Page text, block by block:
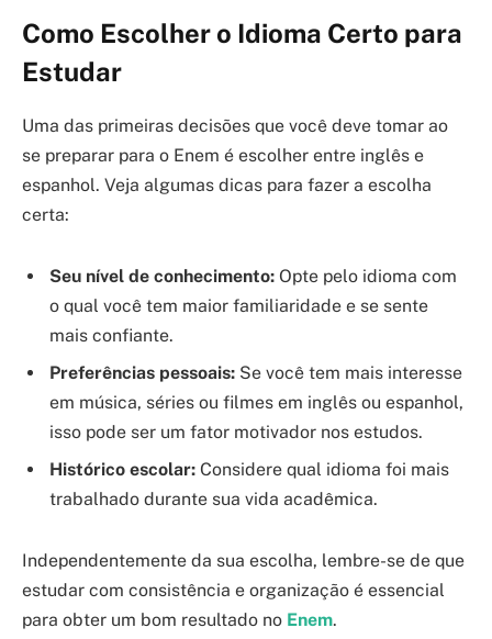
Como Escolher o Idioma Certo para
Estudar
Uma das primeiras decisões que você deve tomar ao
se preparar para o Enem é escolher entre inglês e
espanhol. Veja algumas dicas para fazer a escolha
certa:
Seu nível de conhecimento: Opte pelo idioma com
o qual você tem maior familiaridade e se sente
mais confiante.
Preferências pessoais: Se você tem mais interesse
em música, séries ou filmes em inglês ou espanhol,
isso pode ser um fator motivador nos estudos.
Histórico escolar: Considere qual idioma foi mais
trabalhado durante sua vida acadêmica.
Independentemente da sua escolha, lembre-se de que
estudar com consistência e organização é essencial
para obter um bom resultado no Enem.